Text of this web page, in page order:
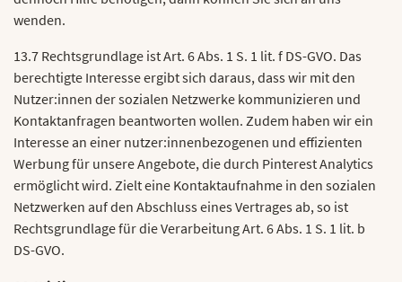
wenden.
13.7 Rechtsgrundlage ist Art. 6 Abs. 1 S. 1 lit. f DS-GVO. Das
berechtigte Interesse ergibt sich daraus, dass wir mit den
Nutzer:innen der sozialen Netzwerke kommunizieren und
Kontaktanfragen beantworten wollen. Zudem haben wir ein
Interesse an einer nutzer:innenbezogenen und effizienten
Werbung für unsere Angebote, die durch Pinterest Analytics
ermöglicht wird. Zielt eine Kontaktaufnahme in den sozialen
Netzwerken auf den Abschluss eines Vertrages ab, so ist
Rechtsgrundlage für die Verarbeitung Art. 6 Abs. 1 S. 1 lit. b
DS-GVO.